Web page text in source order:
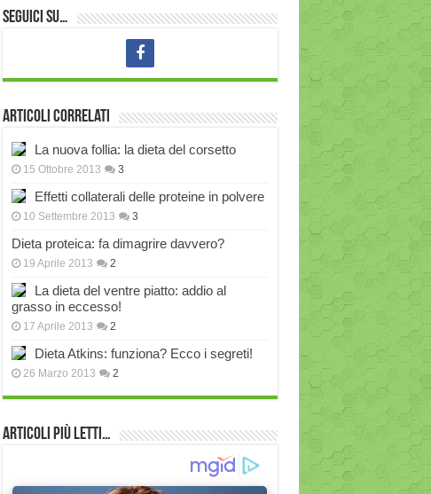
Seguici su…
Articoli correlati
La nuova follia: la dieta del corsetto
15 Ottobre 2013 3
Effetti collaterali delle proteine in polvere
10 Settembre 2013 3
Dieta proteica: fa dimagrire davvero?
19 Aprile 2013 2
La dieta del ventre piatto: addio al
grasso in eccesso!
17 Aprile 2013 2
Dieta Atkins: funziona? Ecco i segreti!
26 Marzo 2013 2
Articoli più Letti…